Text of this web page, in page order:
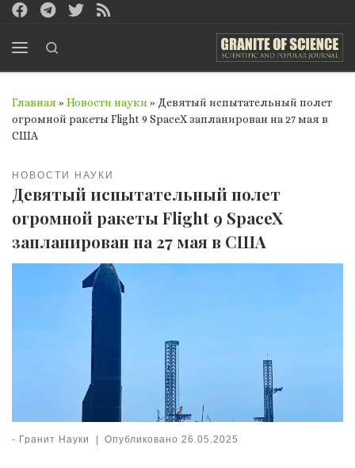
Перейти к содержимому
Главная » Новости науки » Девятый испытательный полет
огромной ракеты Flight 9 SpaceX запланирован на 27 мая в
США
НОВОСТИ НАУКИ
Девятый испытательный полет
огромной ракеты Flight 9 SpaceX
запланирован на 27 мая в США
- Гранит Науки | Опубликовано 26.05.2025